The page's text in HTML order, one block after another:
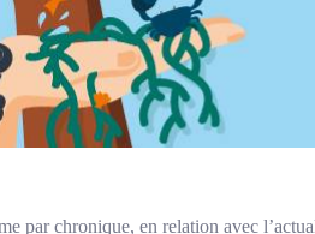
par chronique, en relation avec